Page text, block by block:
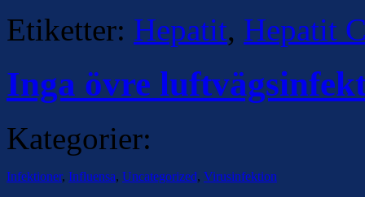
Etiketter: Hepatit, Hepatit
Inga övre
Kategorier:
Infektioner, Influensa, Uncategorized, Virusinfektion